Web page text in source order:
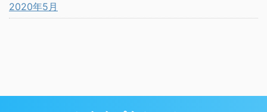
2020年5月